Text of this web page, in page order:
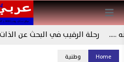
رحلة الرقيب في البحث عن الذات.
Home وطنية